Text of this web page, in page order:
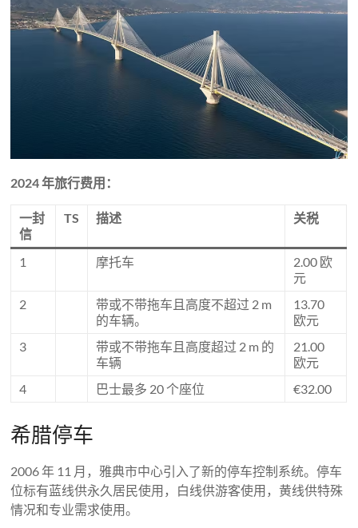
2024 年旅行费用：
一封
信
TS 描述 关税
1 摩托车
2.00 欧
元
2
带或不带拖车且高度不超过 2 m
的车辆。
13.70
欧元
3
带或不带拖车且高度超过 2 m 的
车辆
21.00
欧元
4
巴士最多 20 个座位 €32.00
希腊停车
2006 年 11 月，雅典市中心引入了新的停车控制系统。停车
位标有蓝线供永久居民使用，白线供游客使用，黄线供特殊
情况和专业需求使用。